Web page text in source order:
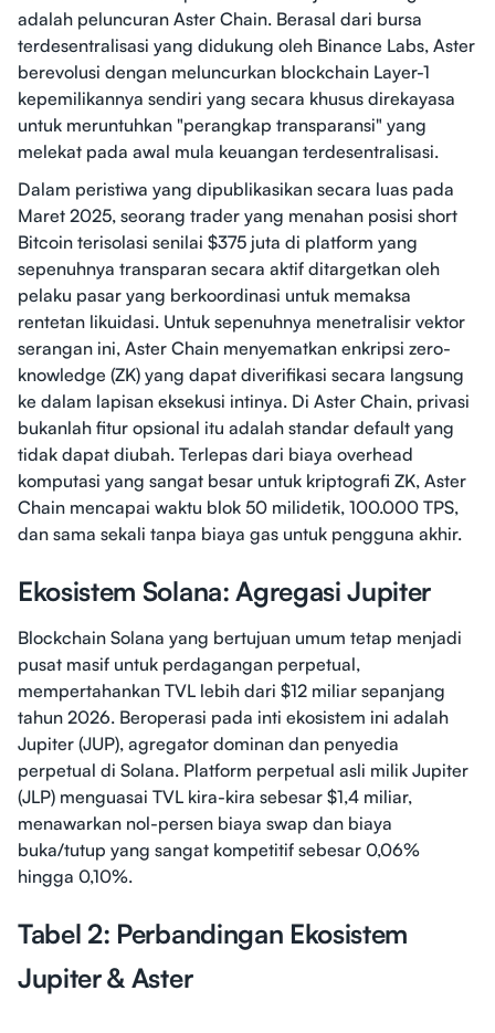
adalah peluncuran Aster Chain. Berasal dari bursa
terdesentralisasi yang didukung oleh Binance Labs, Aster
berevolusi dengan meluncurkan blockchain Layer-1
kepemilikannya sendiri yang secara khusus direkayasa
untuk meruntuhkan "perangkap transparansi" yang
melekat pada awal mula keuangan terdesentralisasi.
Dalam peristiwa yang dipublikasikan secara luas pada
Maret 2025, seorang trader yang menahan posisi short
Bitcoin terisolasi senilai $375 juta di platform yang
sepenuhnya transparan secara aktif ditargetkan oleh
pelaku pasar yang berkoordinasi untuk memaksa
rentetan likuidasi. Untuk sepenuhnya menetralisir vektor
serangan ini, Aster Chain menyematkan enkripsi zero-
knowledge (ZK) yang dapat diverifikasi secara langsung
ke dalam lapisan eksekusi intinya. Di Aster Chain, privasi
bukanlah fitur opsional itu adalah standar default yang
tidak dapat diubah. Terlepas dari biaya overhead
komputasi yang sangat besar untuk kriptografi ZK, Aster
Chain mencapai waktu blok 50 milidetik, 100.000 TPS,
dan sama sekali tanpa biaya gas untuk pengguna akhir.
Ekosistem Solana: Agregasi Jupiter
Blockchain Solana yang bertujuan umum tetap menjadi
pusat masif untuk perdagangan perpetual,
mempertahankan TVL lebih dari $12 miliar sepanjang
tahun 2026. Beroperasi pada inti ekosistem ini adalah
Jupiter (JUP), agregator dominan dan penyedia
perpetual di Solana. Platform perpetual asli milik Jupiter
(JLP) menguasai TVL kira-kira sebesar $1,4 miliar,
menawarkan nol-persen biaya swap dan biaya
buka/tutup yang sangat kompetitif sebesar 0,06%
hingga 0,10%.
Tabel 2: Perbandingan Ekosistem
Jupiter & Aster